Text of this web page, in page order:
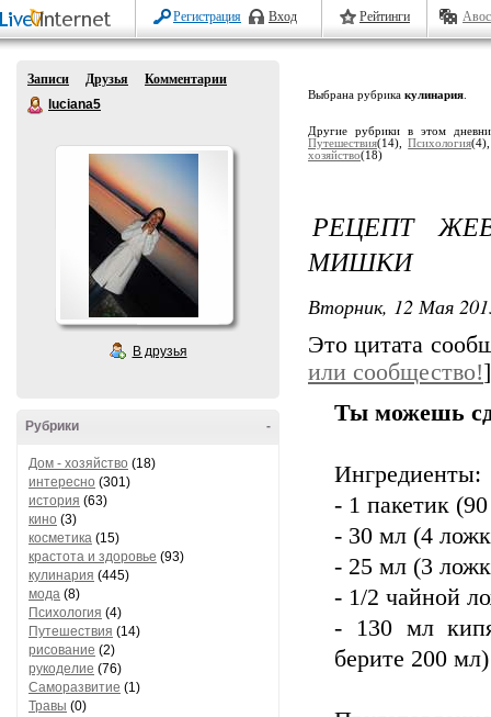
Регистрация Вход Рейтинги
Записи Друзья
Комментарии
luciana5
В друзья
-
Рубрики
Дом - хозяйство (18)
интересно (301)
история (63)
кино (3)
косметика (15)
крастота и здоровье (93)
кулинария (445)
мода (8)
Психология (4)
Путешествия (14)
рисование (2)
рукоделие (76)
Саморазвитие (1)
Травы (0)
Выбрана рубрика кулинария
Другие рубрики в этом
Путешествия(14),Психология
хозяйство(18)
РЕЦЕПТ
МИШКИ
Вторник, 12 Мая
Это цитата
или сообщество!]
Ты можешь
Ингредиенты:
- 1 пакетик
- 30 мл (4
- 25 мл (3
- 1/2 чайной
- 130 мл
берите 200 мл)